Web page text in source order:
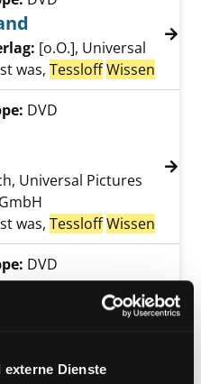
Dienste
von Deutschland anzeigen
Verfasser
[o.O.], Universal
was, TessloffWissen
von Vulkane anzeigen
DVD
Verfasser
Universal Pictures
was, TessloffWissen
von Dinosaurier anzeigen
DVD
Verfasser
[o.O.], Universal
DVD